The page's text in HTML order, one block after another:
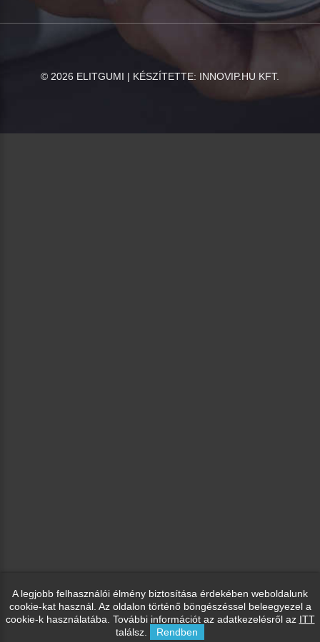
© 2026 ELITGUMI | KÉSZÍTETTE: INNOVIP.HU KFT.
A legjobb felhasználói élmény biztosítása érdekében weboldalunk
cookie-kat használ. Az oldalon történő böngészéssel beleegyezel a
cookie-k használatába. További információt az adatkezelésről az ITT
találsz.
Rendben